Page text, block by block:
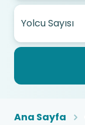
Yolcu Sayısı
Ana Sayfa